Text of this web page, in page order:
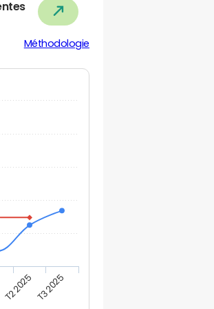
Méthodologie
T2 2025 T3 2025